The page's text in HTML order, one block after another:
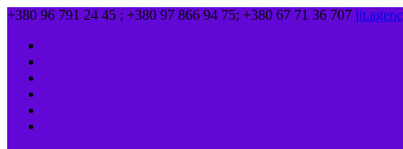
+380 96 791 24 45 ; +380 97 866 94 75; +380 67 71 36 707